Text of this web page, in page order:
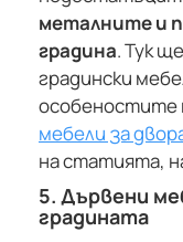
металните и
градина. Тук
градински
особеностите
мебели за
на статията,
5. Дървени
градината